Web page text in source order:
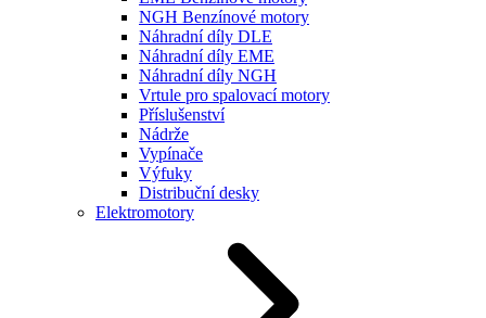
NGH Benzínové motory
Náhradní díly DLE
Náhradní díly EME
Náhradní díly NGH
Vrtule pro spalovací motory
Příslušenství
Nádrže
Vypínače
Výfuky
Distribuční desky
Elektromotory